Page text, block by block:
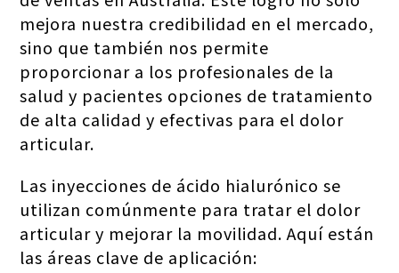
mejora nuestra credibilidad en el mercado,
sino que también nos permite
proporcionar a los profesionales de la
salud y pacientes opciones de tratamiento
de alta calidad y efectivas para el dolor
articular.
Las inyecciones de ácido hialurónico se
utilizan comúnmente para tratar el dolor
articular y mejorar la movilidad. Aquí están
las áreas clave de aplicación: